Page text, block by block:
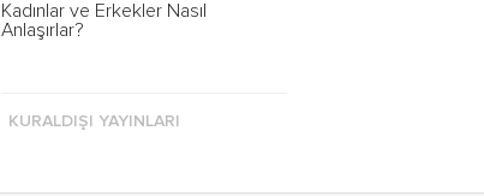
Kadınlar ve Erkekler Nasıl
Anlaşırlar?
KURALDIŞI YAYINLARI